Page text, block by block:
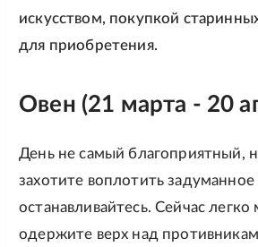
искусством, покупкой
для приобретения.
Овен (21 марта - 20
День не самый благоприятный,
захотите воплотить
останавливайтесь. Сейчас
одержите верх над